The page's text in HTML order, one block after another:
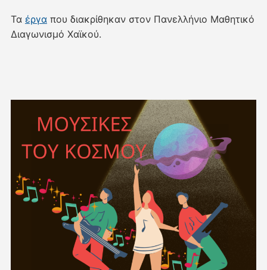
Τα έργαπου διακρίθηκαν στον Πανελλήνιο Μαθητικό
Διαγωνισμό Χαϊκού.